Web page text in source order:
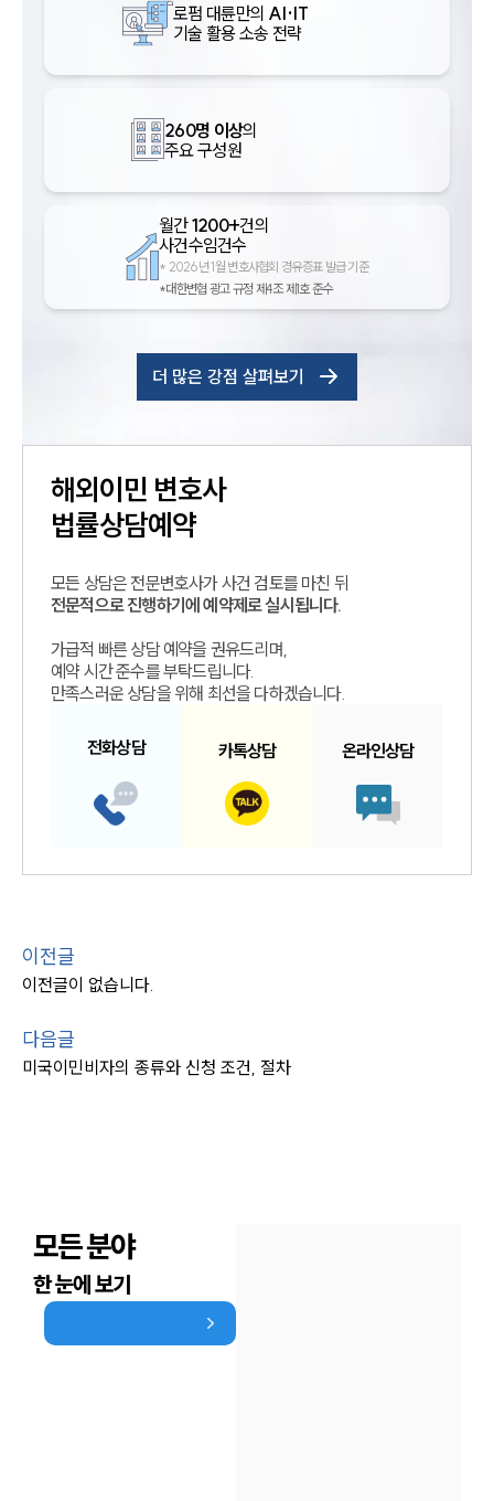
로펌 대륜만의 AI·IT
기술 활용 소송 전략
260명 이상의
주요 구성원
월간1200+건의
사건수임건수
* 2026년 1월 변호사협회 경유증표 발급 기준
*대한변협 광고 규정 제4조 제1호 준수
더 많은 강점 살펴보기
해외이민 변호사
법률상담예약
모든 상담은 전문변호사가 사건 검토를 마친 뒤
전문적으로 진행하기에 예약제로 실시됩니다.
가급적 빠른 상담 예약을 권유드리며,
예약 시간 준수를 부탁드립니다.
만족스러운 상담을 위해 최선을 다하겠습니다.
전화상담 카톡상담 온라인상담
이전글
이전글이 없습니다.
다음글
미국이민비자의 종류와 신청 조건, 절차
모든 분야
한 눈에 보기